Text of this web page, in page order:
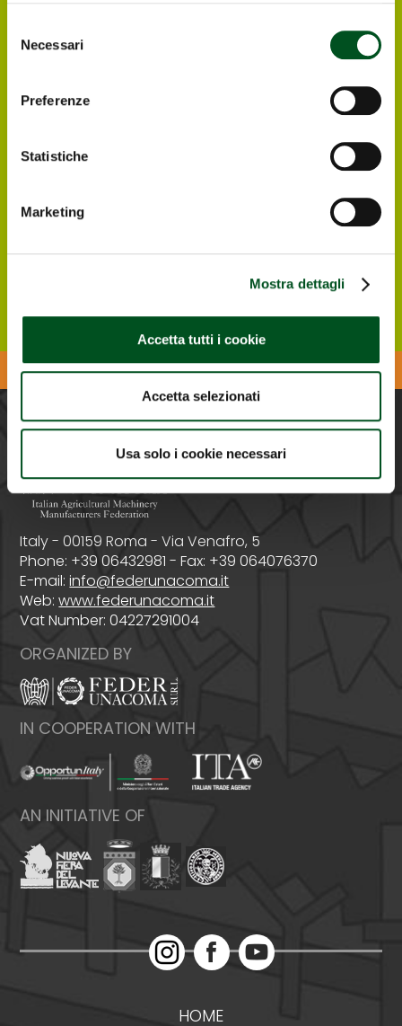
delNecessari
Preferenze
Statistiche
Marketing
Mostra dettagli
Accetta tutti i cookie
Accetta selezionati
Usa solo i cookie necessari
ticket
Italian and foreign visitors and operators
interested in visiting Agrilevante by Eima 2025
receive at their email address the free e-
Register ONLINE
Download the Agrilevante APP
PROMOTED BY
Italy - 00159 Roma - Via Venafro, 5
Phone: +39 06432981 - Fax: +39 064076370
E-mail:info@federunacoma.it
Web:www.federunacoma.it
Vat Number: 04227291004
ORGANIZED BY
IN COOPERATION WITH
AN INITIATIVE OF
HOME